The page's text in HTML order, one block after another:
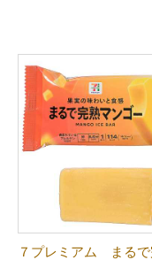
７プレミアム まるで